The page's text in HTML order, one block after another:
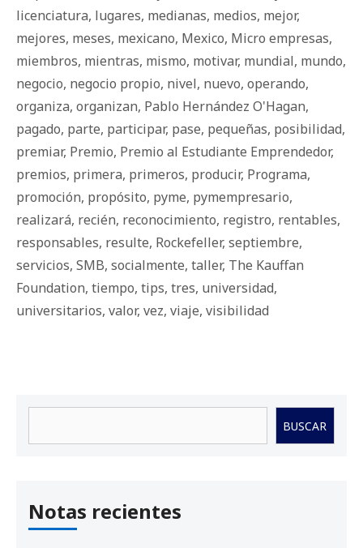
licenciatura, lugares, medianas, medios, mejor,
mejores, meses, mexicano, Mexico, Micro empresas,
miembros, mientras, mismo, motivar, mundial, mundo,
negocio, negocio propio, nivel, nuevo, operando,
organiza, organizan, Pablo Hernández O'Hagan,
pagado, parte, participar, pase, pequeñas, posibilidad,
premiar, Premio, Premio al Estudiante Emprendedor,
premios, primera, primeros, producir, Programa,
promoción, propósito, pyme, pymempresario,
realizará, recién, reconocimiento, registro, rentables,
responsables, resulte, Rockefeller, septiembre,
servicios, SMB, socialmente, taller, The Kauffan
Foundation, tiempo, tips, tres, universidad,
universitarios, valor, vez, viaje, visibilidad
BUSCAR
Notas recientes